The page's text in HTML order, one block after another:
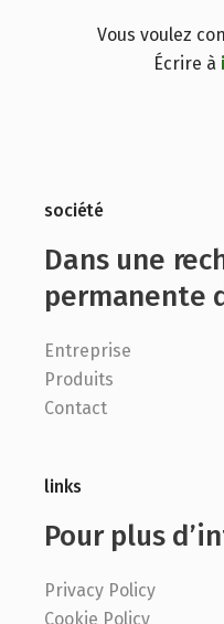
Vous voulez
Écrire à
société
Dans une
permanente
Entreprise
Produits
Contact
links
Pour plus
Privacy Policy
Cookie Policy